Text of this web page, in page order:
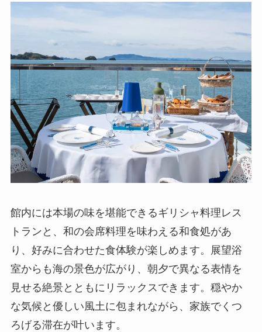
館内には本場の味を堪能できるギリシャ料理レス
トランと、和の会席料理を味わえる和食処があ
り、好みに合わせた食体験が楽しめます。展望浴
室からも海の景色が広がり、朝夕で異なる表情を
見せる絶景とともにリラックスできます。穏やか
な気候と優しい風土に包まれながら、家族でくつ
ろげる滞在が叶います。